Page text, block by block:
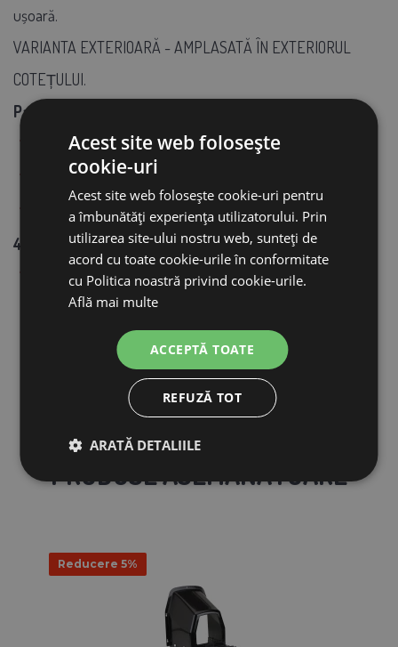
ușoară.
VARIANTA EXTERIOARĂ - AMPLASATĂ ÎN EXTERIORUL
COTEȚULUI.
Parametrii tehnici:
1 cuib de ouat pentru până la 5 găini
material: plastic de înaltă calitate și zinc
ambalaj: 1 bucată în cutie de carton, 267 x 520 x
480 mm
adâncimea coșului 160 mm
PRODUSE ASEMĂNĂTOARE
Reducere 5%
Acest site web folosește
cookie-uri
Acest site web folosește cookie-uri pentru
a îmbunătăți experiența utilizatorului. Prin
utilizarea site-ului nostru web, sunteți de
acord cu toate cookie-urile în conformitate
cu Politica noastră privind cookie-urile.
Află mai multe
ACCEPTĂ TOATE
REFUZĂ TOT
ARATĂ DETALIILE